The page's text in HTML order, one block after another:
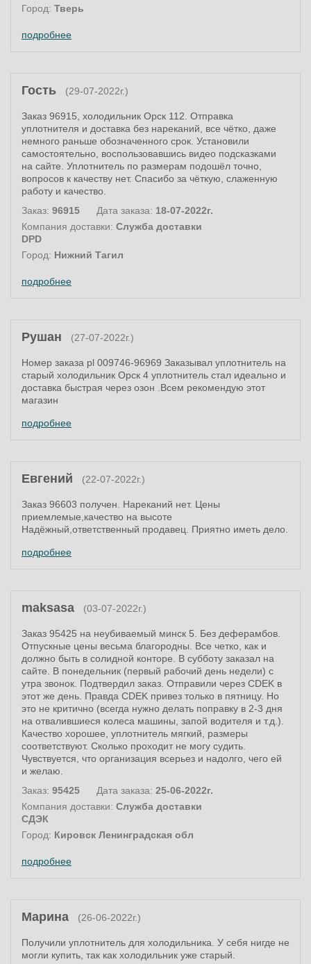
Город: Тверь
подробнее
Гость (29-07-2022г.)
Заказ 96915, холодильник Орск 112. Отправка
уплотнителя и доставка без нареканий, все чётко, даже
немного раньше обозначенного срок. Установили
самостоятельно, воспользовавшись видео подсказками
на сайте. Уплотнитель по размерам подошёл точно,
вопросов к качеству нет. Спасибо за чёткую, слаженную
работу и качество.
Заказ: 96915 Дата заказа: 18-07-2022г.
Компания доставки: Служба доставки
DPD
Город: Нижний Тагил
подробнее
Рушан (27-07-2022г.)
Номер заказа pl 009746-96969 Заказывал уплотнитель на
старый холодильник Орск 4 уплотнитель стал идеально и
доставка быстрая через озон .Всем рекомендую этот
магазин
подробнее
Евгений (22-07-2022г.)
Заказ 96603 получен. Нареканий нет. Цены
приемлемые,качество на высоте
Надёжный,ответственный продавец. Приятно иметь дело.
подробнее
maksasa (03-07-2022г.)
Заказ 95425 на неубиваемый минск 5. Без деферамбов.
Отпускные цены весьма благородны. Все четко, как и
должно быть в солидной конторе. В субботу заказал на
сайте. В понедельник (первый рабочий день недели) с
утра звонок. Подтвердил заказ. Отправили через CDEK в
этот же день. Правда CDEK привез только в пятницу. Но
это не критично (всегда нужно делать поправку в 2-3 дня
на отвалившиеся колеса машины, запой водителя и т.д.).
Качество хорошее, уплотнитель мягкий, размеры
соответствуют. Сколько проходит не могу судить.
Чувствуется, что организация всерьез и надолго, чего ей
и желаю.
Заказ: 95425 Дата заказа: 25-06-2022г.
Компания доставки: Служба доставки
СДЭК
Город: Кировск Ленинградская обл
подробнее
Марина (26-06-2022г.)
Получили уплотнитель для холодильника. У себя нигде не
могли купить, так как холодильник уже старый.